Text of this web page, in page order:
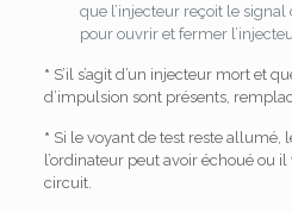
que l’injecteur reçoit le signal
pour ouvrir et fermer
* S’il s’agit d’un injecteur mort et
d’impulsion sont présents,
* Si le voyant de test reste allumé,
l’ordinateur peut avoir échoué ou
circuit.